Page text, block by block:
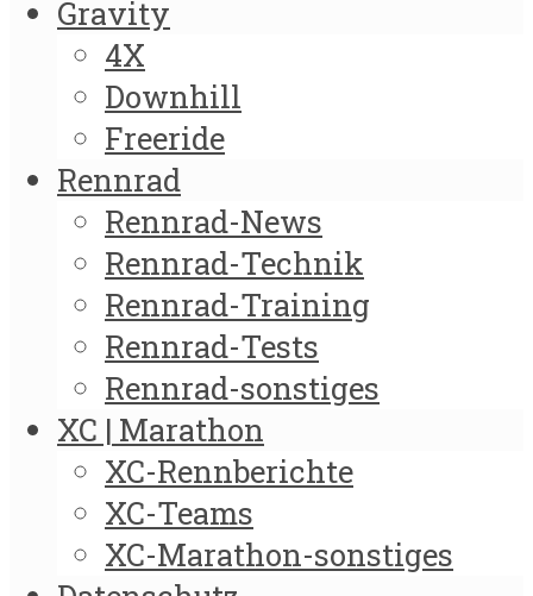
Gravity
4X
Downhill
Freeride
Rennrad
Rennrad-News
Rennrad-Technik
Rennrad-Training
Rennrad-Tests
Rennrad-sonstiges
XC | Marathon
XC-Rennberichte
XC-Teams
XC-Marathon-sonstiges